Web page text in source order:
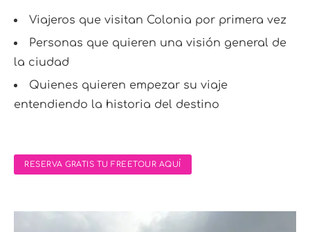
Viajeros que visitan Colonia por primera vez
Personas que quieren una visión general de
la ciudad
Quienes quieren empezar su viaje
entendiendo la historia del destino
RESERVA GRATIS TU FREETOUR AQUÍ